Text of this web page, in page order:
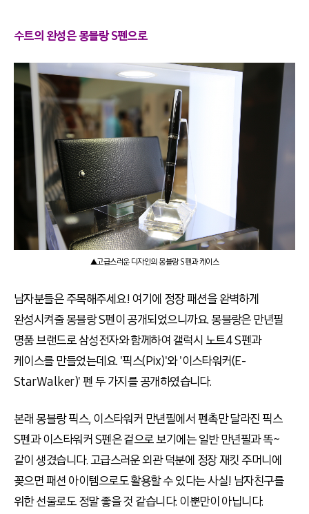
수트의 완성은 몽블랑 S펜으로
▲고급스러운 디자인의 몽블랑 S펜과 케이스
남자분들은 주목해주세요! 여기에 정장 패션을 완벽하게
완성시켜줄 몽블랑 S펜이 공개되었으니까요. 몽블랑은 만년필
명품 브랜드로 삼성전자와 함께하여 갤럭시 노트4 S펜과
케이스를 만들었는데요. '픽스(Pix)'와 '이스타워커(E-
StarWalker)' 펜 두 가지를 공개하였습니다.
본래 몽블랑 픽스, 이스타워커 만년필에서 펜촉만 달라진 픽스
S펜과 이스타워커 S펜은 겉으로 보기에는 일반 만년필과 똑~
같이 생겼습니다. 고급스러운 외관 덕분에 정장 재킷 주머니에
꽂으면 패션 아이템으로도 활용할 수 있다는 사실! 남자친구를
위한 선물로도 정말 좋을 것 같습니다. 이뿐만이 아닙니다.